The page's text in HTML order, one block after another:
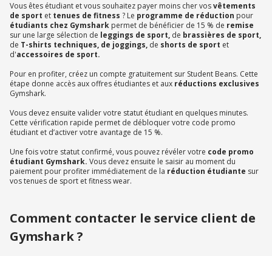
Vous êtes étudiant et vous souhaitez payer moins cher vosvêtements
de sport et tenues de fitness ? Le programme de réduction pour
étudiants chez Gymshark permet de bénéficier de 15 % de remise
sur une large sélection de leggings de sport, de brassières de sport,
de T-shirts techniques, de joggings, de shorts de sport et
d'accessoires de sport.
Pour en profiter, créez un compte gratuitement sur Student Beans. Cette
étape donne accès aux offres étudiantes et aux réductions exclusives
Gymshark.
Vous devez ensuite valider votre statut étudiant en quelques minutes.
Cette vérification rapide permet de débloquer votre code promo
étudiant et d’activer votre avantage de 15 %.
Une fois votre statut confirmé, vous pouvez révéler votre code promo
étudiant Gymshark. Vous devez ensuite le saisir au moment du
paiement pour profiter immédiatement de la réduction étudiante sur
vos tenues de sport et fitness wear.
Comment contacter le service client de
Gymshark ?